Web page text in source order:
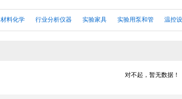
材料化学 行业分析仪器 实验家具 实验用泵和管 温控
实验室通用耗材 生命科学仪
对不起，暂无数据！